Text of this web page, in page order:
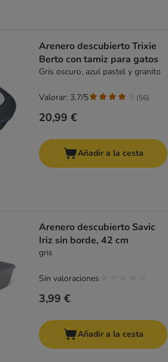
Arenero descubierto Trixie
Berto con tamiz para gatos
Gris oscuro, azul pastel y granito
20,99 €
Valorar: 3.7/5 (56)
Añadir a la cesta
Arenero descubierto Savic
Iriz sin borde, 42 cm
gris
3,99 €
Sin valoraciones
Añadir a la cesta